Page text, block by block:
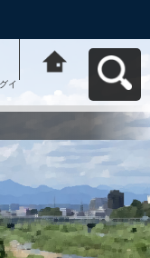
イ
動応援ｻｲﾄ はち
コミねっとへ戻